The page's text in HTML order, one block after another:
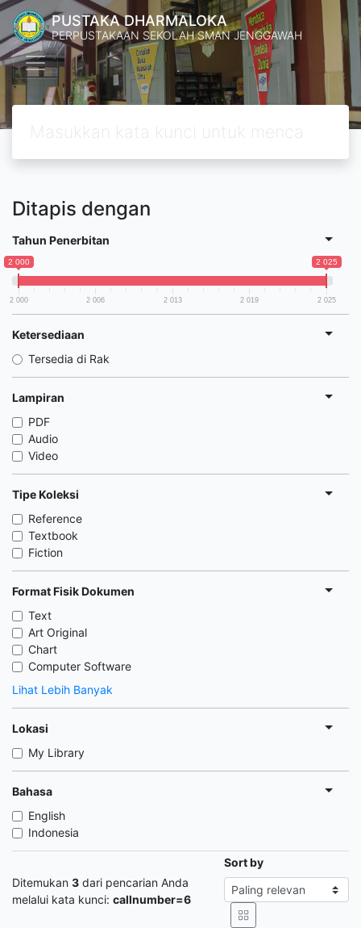
PUSTAKA DHARMALOKA
PERPUSTAKAAN SEKOLAH SMAN JENGGAWAH
Ditapis dengan
Tahun Penerbitan
2 000 2 025
2 000 2 006 2 013 2 019 2 025
Ketersediaan
Tersedia di Rak
Lampiran
PDF
Audio
Video
Tipe Koleksi
Reference
Textbook
Fiction
Format Fisik Dokumen
Text
Art Original
Chart
Computer Software
Lihat Lebih Banyak
Lokasi
My Library
Bahasa
English
Indonesia
Ditemukan 3 dari pencarian Anda
melalui kata kunci: callnumber=6
Sort by